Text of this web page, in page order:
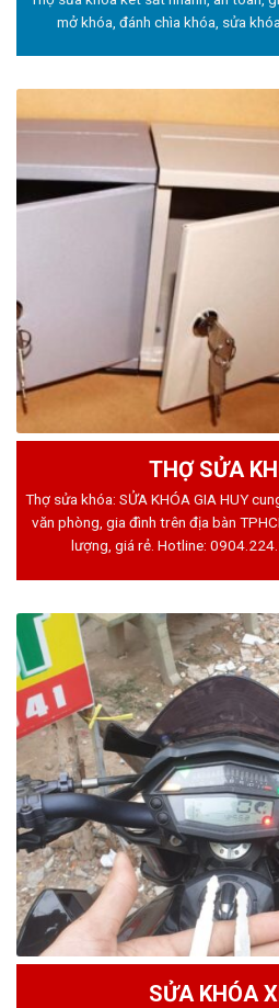
mở khóa, đánh chìa khóa, sửa
THỢ SỬA
Thợ sửa khóa: SỬA KHÓA GIA HUY
văn phòng, gia đình trên địa bàn
lượng, giá rẻ. Hotline:
SỬA KHÓA